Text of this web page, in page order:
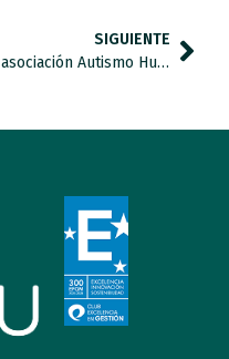
SIGUIENTE
La asociación Autismo Huelva Ánsares crea la campaña “Un ladrillo por el Autismo”.